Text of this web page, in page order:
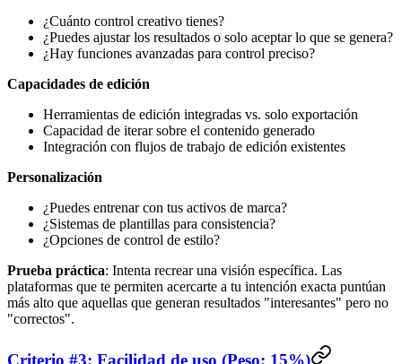
¿Cuánto control creativo tienes?
¿Puedes ajustar los resultados o solo aceptar lo que se genera?
¿Hay funciones avanzadas para control preciso?
Capacidades de edición
Herramientas de edición integradas vs. solo exportación
Capacidad de iterar sobre el contenido generado
Integración con flujos de trabajo de edición existentes
Personalización
¿Puedes entrenar con tus activos de marca?
¿Sistemas de plantillas para consistencia?
¿Opciones de control de estilo?
Prueba práctica: Intenta recrear una visión específica. Las
plataformas que te permiten acercarte a tu intención exacta puntúan
más alto que aquellas que generan resultados "interesantes" pero no
"correctos".
Criterio #3: Facilidad de uso (Peso: 15%)